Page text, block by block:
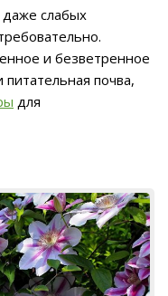
слабых
и безветренное
почва,
для